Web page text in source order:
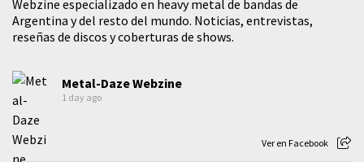
Webzine especializado en heavy metal de bandas de
Argentina y del resto del mundo. Noticias, entrevistas,
reseñas de discos y coberturas de shows.
Metal-Daze Webzine
1 day ago
Ver en Facebook